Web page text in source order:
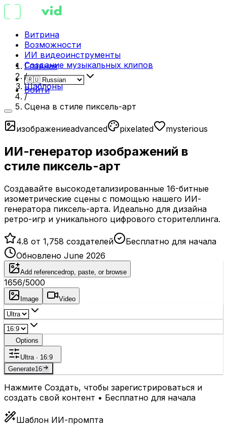
Витрина
Возможности
ИИ видеоинструменты
Создание музыкальных клипов
Войти
Главная
/
Шаблоны
/
Сцена в стиле пиксель-арт
изображениеadvanced pixelated mysterious
ИИ-генератор изображений в
стиле пиксель-арт
Создавайте высокодетализированные 16-битные
изометрические сцены с помощью нашего ИИ-
генератора пиксель-арта. Идеально для дизайна
ретро-игр и уникального цифрового сторителлинга.
4.8 от 1,758 создателей
Бесплатно для начала
Обновлено June 2026
Add referencedrop, paste, or browse
1656/5000
Image Video
Options
Ultra · 16:9
Generate16
Нажмите Создать, чтобы зарегистрироваться и
создать свой контент • Бесплатно для начала
Шаблон ИИ-промпта